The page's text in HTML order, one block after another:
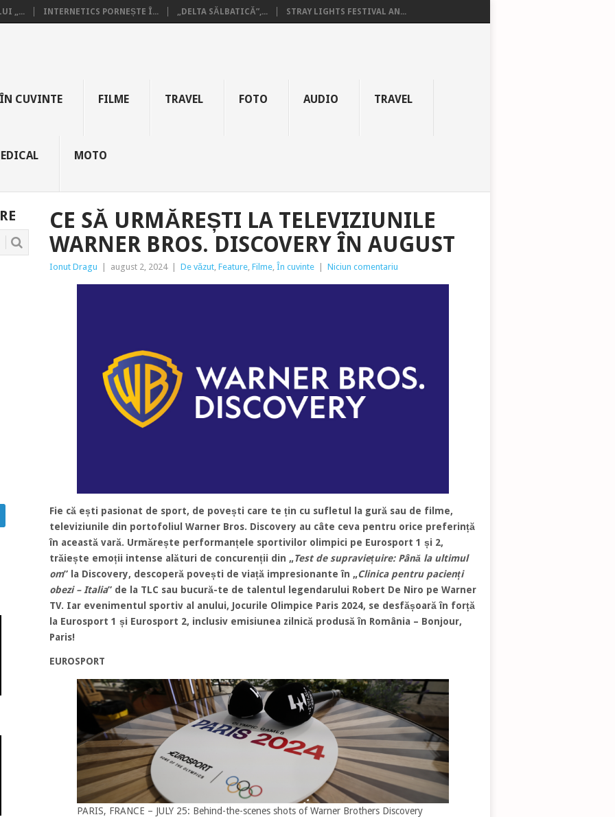
„... INTERNETICS PORNEȘTE Î... „DELTA SĂLBATICĂ”,... STRAY LIGHTS FESTIVAL AN...
ÎN CUVINTE FILME TRAVEL FOTO AUDIO TRAVEL
MOTO
CE SĂ URMĂREȘTI LA TELEVIZIUNILE
WARNER BROS. DISCOVERY ÎN AUGUST
Ionut Dragu august 2, 2024 De văzut, Feature, Filme, În cuvinte Niciun comentariu
Fie că ești pasionat de sport, de povești care te țin cu sufletul la gură sau de filme,
televiziunile din portofoliul Warner Bros. Discovery au câte ceva pentru orice preferință
în această vară. Urmărește performanțele sportivilor olimpici pe Eurosport 1 și 2,
trăiește emoții intense alături de concurenții din „Test de supraviețuire: Până la ultimul
om” la Discovery, descoperă povești de viață impresionante în „Clinica pentru pacienți
obezi – Italia” de la TLC sau bucură-te de talentul legendarului Robert De Niro pe Warner
TV. Iar evenimentul sportiv al anului, Jocurile Olimpice Paris 2024, se desfășoară în forță
la Eurosport 1 și Eurosport 2, inclusiv emisiunea zilnică produsă în România – Bonjour,
Paris!
EUROSPORT
PARIS, FRANCE – JULY 25: Behind-the-scenes shots of Warner Brothers Discovery